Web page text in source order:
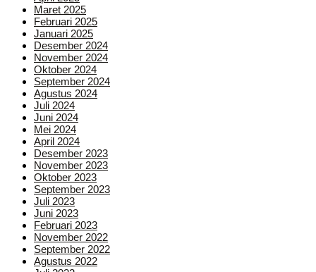
Maret 2025
Februari 2025
Januari 2025
Desember 2024
November 2024
Oktober 2024
September 2024
Agustus 2024
Juli 2024
Juni 2024
Mei 2024
April 2024
Desember 2023
November 2023
Oktober 2023
September 2023
Juli 2023
Juni 2023
Februari 2023
November 2022
September 2022
Agustus 2022